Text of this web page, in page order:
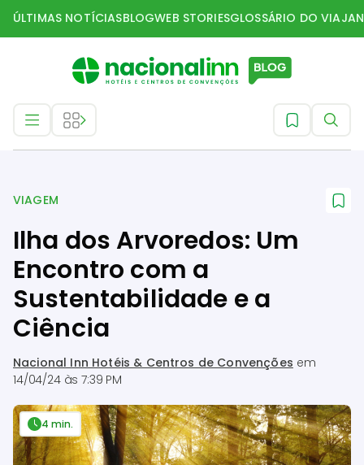
ÚLTIMAS NOTÍCIASBLOGWEB STORIESGLOSSÁRIO DO
VIAGEM
Ilha dos Arvoredos: Um
Encontro com a
Sustentabilidade e a
Ciência
Nacional Inn Hotéis & Centros de Convenções em
14/04/24 às 7:39 PM
4 min.